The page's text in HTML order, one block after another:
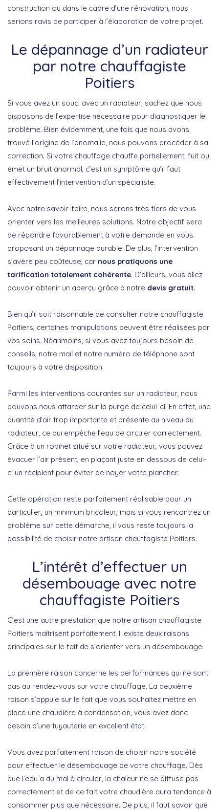
construction ou dans le cadre d’une rénovation, nous
serions ravis de participer à l’élaboration de votre projet.
Le dépannage d’un radiateur
par notre chauffagiste
Poitiers
Si vous avez un souci avec un radiateur, sachez que nous
disposons de l’expertise nécessaire pour diagnostiquer le
problème. Bien évidemment, une fois que nous avons
trouvé l’origine de l’anomalie, nous pouvons procéder à sa
correction. Si votre chauffage chauffe partiellement, fuit ou
émet un bruit anormal, c’est un symptôme qu’il faut
effectivement l’intervention d’un spécialiste.
Avec notre savoir-faire, nous serons très fiers de vous
orienter vers les meilleures solutions. Notre objectif sera
de répondre favorablement à votre demande en vous
proposant un dépannage durable. De plus, l’intervention
s’avère peu coûteuse, car nous pratiquons une
tarification totalement cohérente. D’ailleurs, vous allez
pouvoir obtenir un aperçu grâce à notre devis gratuit.
Bien qu’il soit raisonnable de consulter notre chauffagiste
Poitiers, certaines manipulations peuvent être réalisées par
vos soins. Néanmoins, si vous avez toujours besoin de
conseils, notre mail et notre numéro de téléphone sont
toujours à votre disposition.
Parmi les interventions courantes sur un radiateur, nous
pouvons nous attarder sur la purge de celui-ci. En effet, une
quantité d’air trop importante et présente au niveau du
radiateur, ce qui empêche l’eau de circuler correctement.
Grâce à un robinet situé sur votre radiateur, vous pouvez
évacuer l’air présent, en plaçant juste en dessous de celui-
ci un récipient pour éviter de noyer votre plancher.
Cette opération reste parfaitement réalisable pour un
particulier, un minimum bricoleur, mais si vous rencontrez un
problème sur cette démarche, il vous reste toujours la
possibilité de choisir notre artisan chauffagiste Poitiers.
L’intérêt d’effectuer un
désembouage avec notre
chauffagiste Poitiers
C’est une autre prestation que notre artisan chauffagiste
Poitiers maîtrisent parfaitement. Il existe deux raisons
principales sur le fait de s’orienter vers un désembouage.
La première raison concerne les performances qui ne sont
pas au rendez-vous sur votre chauffage. La deuxième
raison s’appuie sur le fait que vous souhaitez mettre en
place une chaudière à condensation, vous avez donc
besoin d’une tuyauterie en excellent état.
Vous avez parfaitement raison de choisir notre société
pour effectuer le désembouage de votre chauffage. Dès
que l’eau a du mal à circuler, la chaleur ne se diffuse pas
correctement et de ce fait votre chaudière aura tendance à
consommer plus que nécessaire. De plus, il faut savoir que